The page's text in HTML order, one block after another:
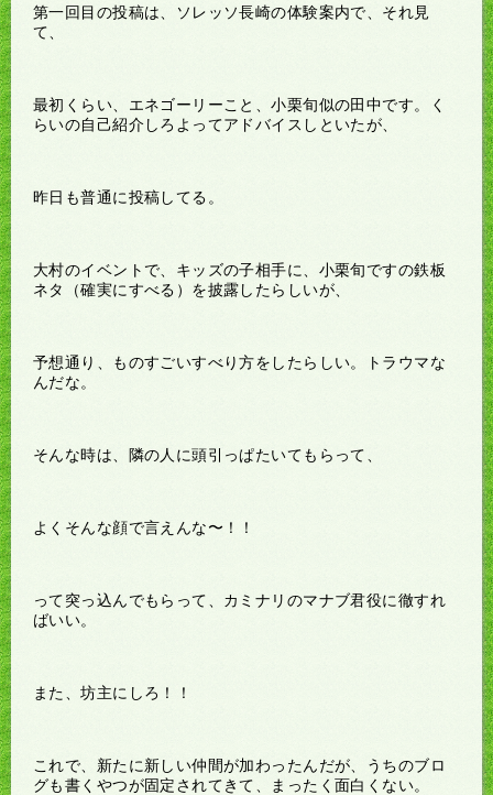
第一回目の投稿は、ソレッソ長崎の体験案内で、それ見
て、
最初くらい、エネゴーリーこと、小栗旬似の田中です。く
らいの自己紹介しろよってアドバイスしといたが、
昨日も普通に投稿してる。
大村のイベントで、キッズの子相手に、小栗旬ですの鉄板
ネタ（確実にすべる）を披露したらしいが、
予想通り、ものすごいすべり方をしたらしい。トラウマな
んだな。
そんな時は、隣の人に頭引っぱたいてもらって、
よくそんな顔で言えんな〜！！
って突っ込んでもらって、カミナリのマナブ君役に徹すれ
ばいい。
また、坊主にしろ！！
これで、新たに新しい仲間が加わったんだが、うちのブロ
グも書くやつが固定されてきて、まったく面白くない。